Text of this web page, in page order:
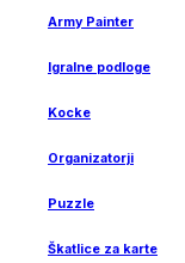
Army Painter
Igralne podloge
Kocke
Organizatorji
Puzzle
Škatlice za karte